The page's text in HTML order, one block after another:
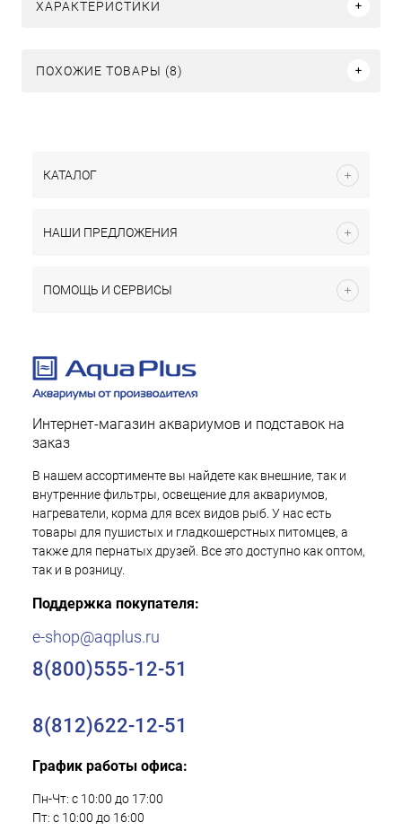
ХАРАКТЕРИСТИКИ
ПОХОЖИЕ ТОВАРЫ (8)
КАТАЛОГ
НАШИ ПРЕДЛОЖЕНИЯ
ПОМОЩЬ И СЕРВИСЫ
Интернет-магазин аквариумов и подставок на
заказ
В нашем ассортименте вы найдете как внешние, так и
внутренние фильтры, освещение для аквариумов,
нагреватели, корма для всех видов рыб. У нас есть
товары для пушистых и гладкошерстных питомцев, а
также для пернатых друзей. Все это доступно как оптом,
так и в розницу.
Поддержка покупателя:
e-shop@aqplus.ru
8(800)555-12-51
8(812)622-12-51
График работы офиса:
Пн-Чт: с 10:00 до 17:00
Пт: с 10:00 до 16:00